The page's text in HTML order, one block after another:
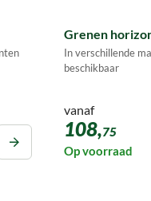
Grenen
In verschillende
beschikbaar
vanaf
108,75
Op voorraad